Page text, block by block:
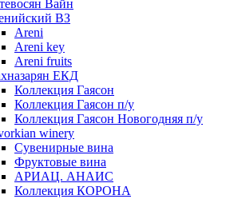
Вайн
ВЗ
Areni
Areni key
Areni fruits
ЕКД
Коллекция Гаясон
Коллекция Гаясон п/у
Коллекция Гаясон Новогодняя п/у
winery
Сувенирные вина
Фруктовые вина
АРИАЦ. АНАИС
Коллекция КОРОНА